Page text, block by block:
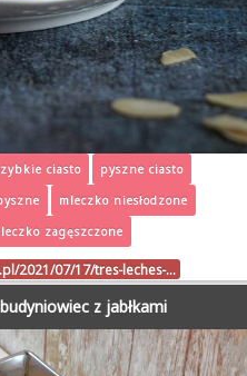
ciasto
pyszne ciasto
mleczko niesłodzone
zagęszczone
2021/07/17/tres-leches-…
z jabłkami